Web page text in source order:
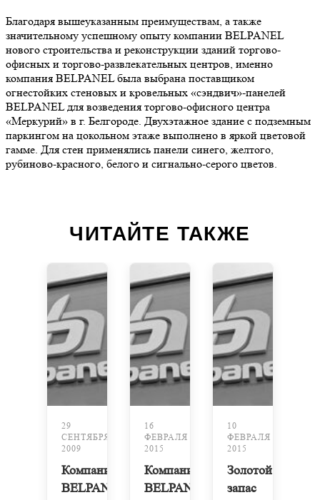
Благодаря вышеуказанным преимуществам, а также
значительному успешному опыту компании BELPANEL
нового строительства и реконструкции зданий торгово-
офисных и торгово-развлекательных центров, именно
компания BELPANEL была выбрана поставщиком
огнестойких стеновых и кровельных «сэндвич»-панелей
BELPANEL для возведения торгово-офисного центра
«Меркурий» в г. Белгороде. Двухэтажное здание с подземным
паркингом на цокольном этаже выполнено в яркой цветовой
гамме. Для стен применялись панели синего, желтого,
рубиново-красного, белого и сигнально-серого цветов.
ЧИТАЙТЕ ТАКЖЕ
29
СЕНТЯБРЯ
2009
Компания
BELPANEL
16
ФЕВРАЛЯ
2015
Компания
BELPANEL
10
ФЕВРАЛЯ
2015
Золотой
запас